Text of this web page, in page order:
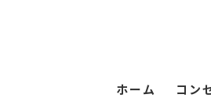
ホーム コン